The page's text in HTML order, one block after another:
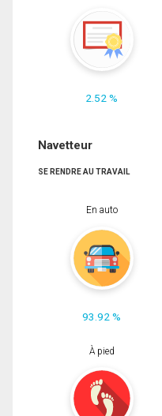
2.52 %
Navetteur
SE RENDRE AU TRAVAIL
En auto
93.92 %
À pied